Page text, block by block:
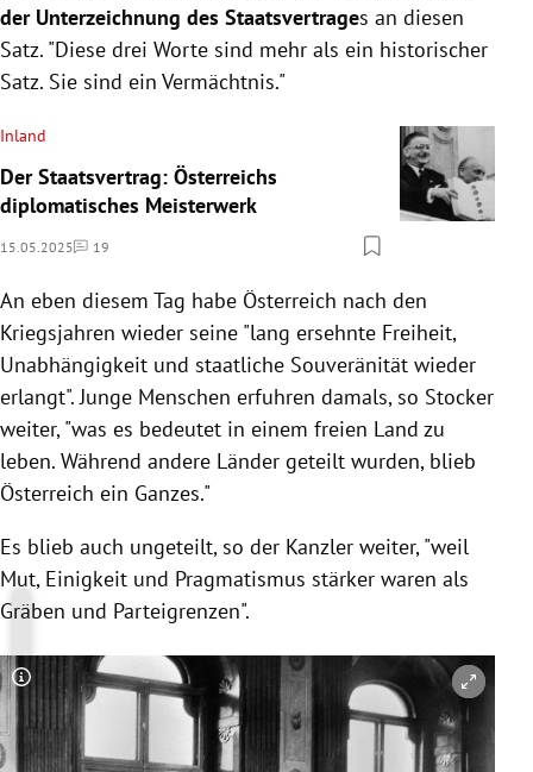
der Unterzeichnung des Staatsvertrages an diesen
Satz. "Diese drei Worte sind mehr als ein historischer
Satz. Sie sind ein Vermächtnis."
Inland
Der Staatsvertrag: Österreichs
diplomatisches Meisterwerk
15.05.2025 19
Kommentare
An eben diesem Tag habe Österreich nach den
Kriegsjahren wieder seine "lang ersehnte Freiheit,
Unabhängigkeit und staatliche Souveränität wieder
erlangt". Junge Menschen erfuhren damals, so Stocker
weiter, "was es bedeutet in einem freien Land zu
leben. Während andere Länder geteilt wurden, blieb
Österreich ein Ganzes."
Es blieb auch ungeteilt, so der Kanzler weiter, "weil
Mut, Einigkeit und Pragmatismus stärker waren als
Gräben und Parteigrenzen".
Copyright-Hinweis öffnen/schließen